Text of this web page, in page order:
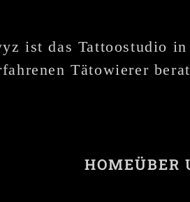
ist das Tattoostudio
Tätowierer
HOMEÜBER